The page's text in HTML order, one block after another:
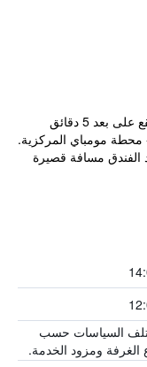
يتمتع فندق ساحل مومباي بموقع ملائم، حيث يقع على بعد 5 دقائق
محطة مومباي المركزية.
الفندق مسافة قصيرة
السياسات حسب
الغرفة ومزود الخدمة.